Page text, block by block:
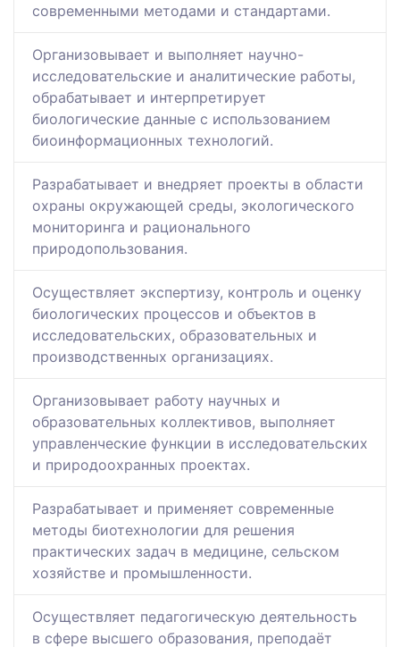
современными методами и стандартами.
Организовывает и выполняет научно-
исследовательские и аналитические работы,
обрабатывает и интерпретирует
биологические данные с использованием
биоинформационных технологий.
Разрабатывает и внедряет проекты в области
охраны окружающей среды, экологического
мониторинга и рационального
природопользования.
Осуществляет экспертизу, контроль и оценку
биологических процессов и объектов в
исследовательских, образовательных и
производственных организациях.
Организовывает работу научных и
образовательных коллективов, выполняет
управленческие функции в исследовательских
и природоохранных проектах.
Разрабатывает и применяет современные
методы биотехнологии для решения
практических задач в медицине, сельском
хозяйстве и промышленности.
Осуществляет педагогическую деятельность
в сфере высшего образования, преподаёт